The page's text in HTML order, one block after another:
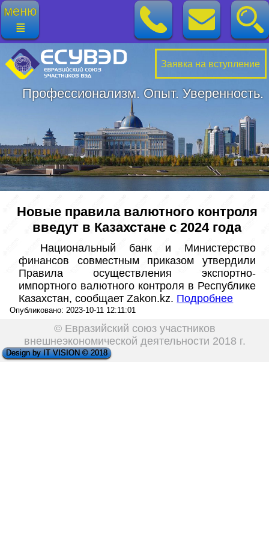
меню
≣
Профессионализм. Опыт. Уверенность.
Заявка на вступление
Новые правила валютного контроля
введут в Казахстане с 2024 года
финансов совместным приказом утвердили
Правила осуществления экспортно-
импортного валютного контроля в Республике
Казахстан, сообщает Zakon.kz. Подробнее
Опубликовано: 2023-10-11 12:11:01
© Евразийский союз участников
внешнеэкономической деятельности 2018 г.
Design by IT VISION © 2018